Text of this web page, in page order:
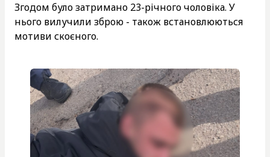
Згодом було затримано 23-річного чоловіка. У
нього вилучили зброю - також встановлюються
мотиви скоєного.